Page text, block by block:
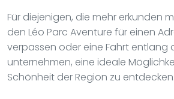
Für diejenigen, die mehr erkunden
den Léo Parc Aventure für einen
verpassen oder eine Fahrt entlang
unternehmen, eine ideale
Schönheit der Region zu entdecken.